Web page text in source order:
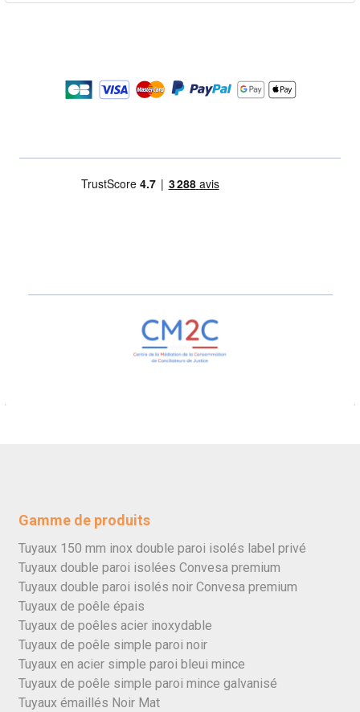
Gamme de produits
Tuyaux 150 mm inox double paroi isolés label privé
Tuyaux double paroi isolées Convesa premium
Tuyaux double paroi isolés noir Convesa premium
Tuyaux de poêle épais
Tuyaux de poêles acier inoxydable
Tuyaux de poêle simple paroi noir
Tuyaux en acier simple paroi bleui mince
Tuyaux de poêle simple paroi mince galvanisé
Tuyaux émaillés Noir Mat